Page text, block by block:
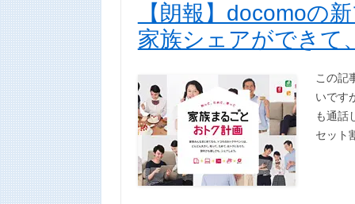
【朗報】docomoの
家族シェアができて
この記
いです
も通話
セット